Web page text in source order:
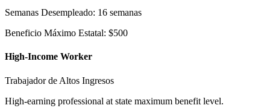
Semanas Desempleado: 16 semanas
Beneficio Máximo Estatal: $500
High-Income Worker
Trabajador de Altos Ingresos
High-earning professional at state maximum benefit level.